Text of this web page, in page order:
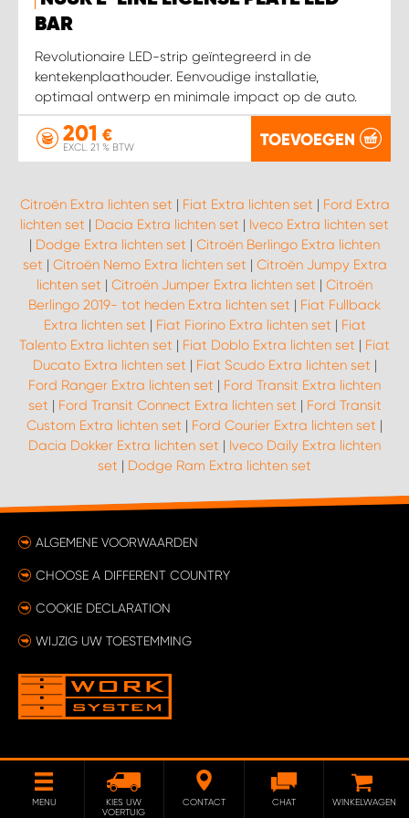
BAR
Revolutionaire LED-strip geïntegreerd in de
kentekenplaathouder. Eenvoudige installatie,
optimaal ontwerp en minimale impact op de auto.
201 €
EXCL. 21 % BTW TOEVOEGEN
Citroën Extra lichten set | Fiat Extra lichten set | Ford Extra
lichten set | Dacia Extra lichten set | Iveco Extra lichten set
| Dodge Extra lichten set | Citroën Berlingo Extra lichten
set | Citroën Nemo Extra lichten set | Citroën Jumpy Extra
lichten set | Citroën Jumper Extra lichten set | Citroën
Berlingo 2019- tot heden Extra lichten set | Fiat Fullback
Extra lichten set | Fiat Fiorino Extra lichten set | Fiat
Talento Extra lichten set | Fiat Doblo Extra lichten set | Fiat
Ducato Extra lichten set | Fiat Scudo Extra lichten set |
Ford Ranger Extra lichten set | Ford Transit Extra lichten
set | Ford Transit Connect Extra lichten set | Ford Transit
Custom Extra lichten set | Ford Courier Extra lichten set |
Dacia Dokker Extra lichten set | Iveco Daily Extra lichten
set | Dodge Ram Extra lichten set
ALGEMENE VOORWAARDEN
CHOOSE A DIFFERENT COUNTRY
COOKIE DECLARATION
WIJZIG UW TOESTEMMING
MENU
KIES UW
VOERTUIG
CONTACT
WORK SYSTEM KOOTWIJKERBROEK
WORK SYSTEM LOPIK AUTOSERVICE BENSCHOP
WORK SYSTEM LOPIK GARAGE STUIVENBERG
WORK SYSTEM NIEUWEGEIN
WORK SYSTEM NIEUWERKERK AAN DEN IJSSEL
WORK SYSTEM OOSTERHOUT
WORK SYSTEM REEUWIJK
WORK SYSTEM RIDDERKERK
WORK SYSTEM SIMPELVELD
WORK SYSTEM UITHOORN
WORK SYSTEM WILLEMSTAD
WORK SYSTEM ZIERIKZEE
CHAT WINKELWAGEN